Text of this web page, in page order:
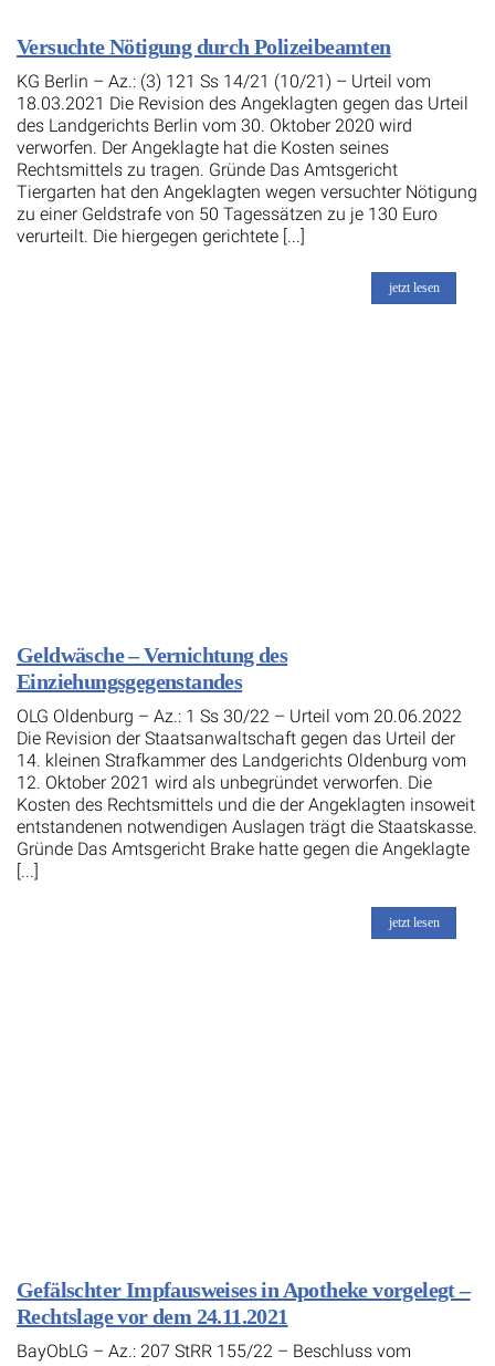
Versuchte Nötigung durch Polizeibeamten
KG Berlin – Az.: (3) 121 Ss 14/21 (10/21) – Urteil vom
18.03.2021 Die Revision des Angeklagten gegen das Urteil
des Landgerichts Berlin vom 30. Oktober 2020 wird
verworfen. Der Angeklagte hat die Kosten seines
Rechtsmittels zu tragen. Gründe Das Amtsgericht
Tiergarten hat den Angeklagten wegen versuchter Nötigung
zu einer Geldstrafe von 50 Tagessätzen zu je 130 Euro
verurteilt. Die hiergegen gerichtete [...]
jetzt lesen
Geldwäsche – Vernichtung des
Einziehungsgegenstandes
OLG Oldenburg – Az.: 1 Ss 30/22 – Urteil vom 20.06.2022
Die Revision der Staatsanwaltschaft gegen das Urteil der
14. kleinen Strafkammer des Landgerichts Oldenburg vom
12. Oktober 2021 wird als unbegründet verworfen. Die
Kosten des Rechtsmittels und die der Angeklagten insoweit
entstandenen notwendigen Auslagen trägt die Staatskasse.
Gründe Das Amtsgericht Brake hatte gegen die Angeklagte
[...]
jetzt lesen
Gefälschter Impfausweises in Apotheke vorgelegt –
Rechtslage vor dem 24.11.2021
BayObLG – Az.: 207 StRR 155/22 – Beschluss vom